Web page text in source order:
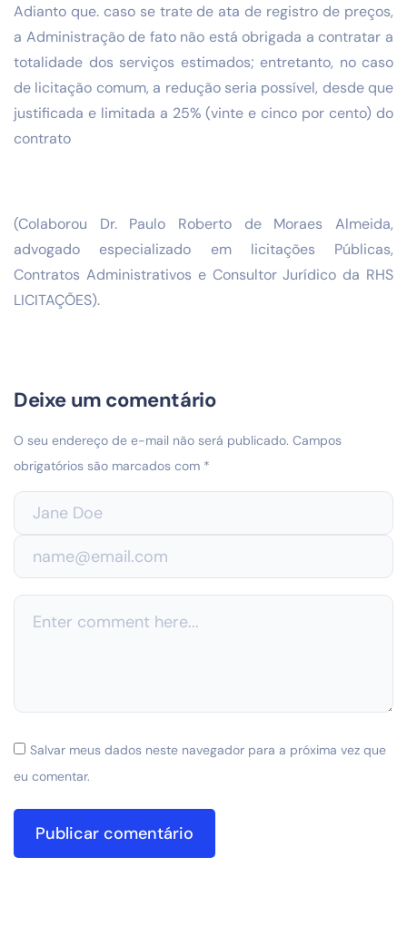
Adianto que. caso se trate de ata de registro de preços,
a Administração de fato não está obrigada a contratar a
totalidade dos serviços estimados; entretanto, no caso
de licitação comum, a redução seria possível, desde que
justificada e limitada a 25% (vinte e cinco por cento) do
contrato
(Colaborou Dr. Paulo Roberto de Moraes Almeida,
advogado especializado em licitações Públicas,
Contratos Administrativos e Consultor Jurídico da RHS
LICITAÇÕES).
Deixe um comentário
O seu endereço de e-mail não será publicado. Campos
obrigatórios são marcados com *
Salvar meus dados neste navegador para a próxima vez que
eu comentar.